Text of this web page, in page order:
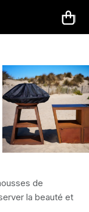
de
la beauté et